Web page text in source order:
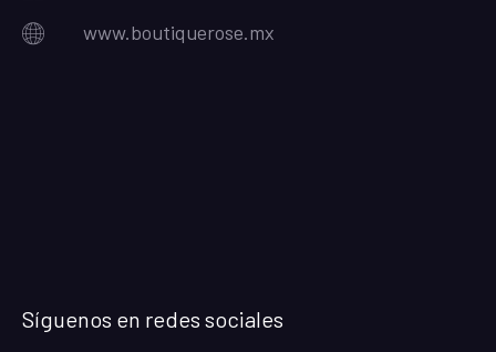
www.boutiquerose.mx
Síguenos en redes sociales